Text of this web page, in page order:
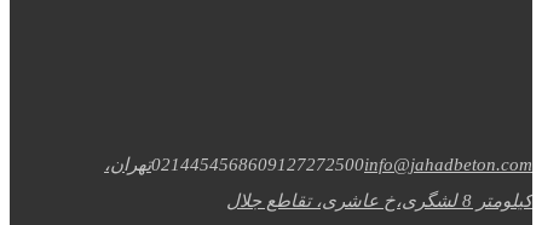
0214454568609127272500info@jahadbeton.com
تهران،
کیلومتر 8 لشگری،خ عاشری، تقاطع جلال